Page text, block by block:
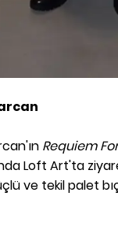
Requiem
Loft Art'ta
ve tekil palet